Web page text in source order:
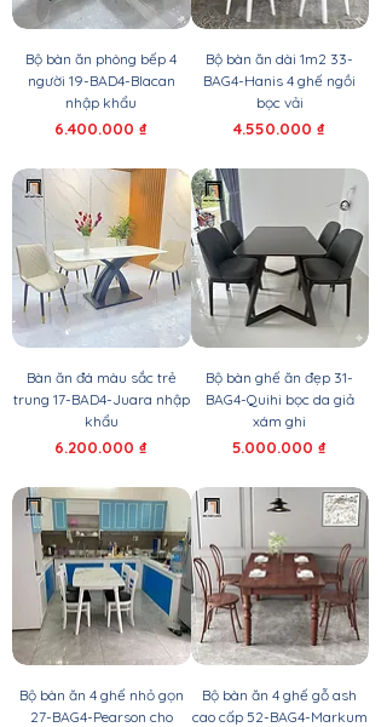
Bộ bàn ăn phòng bếp 4
người 19-BAD4-Blacan
nhập khẩu
Giá
6.400.000 ₫
Bộ bàn ăn dài 1m2 33-
BAG4-Hanis 4 ghế ngồi
bọc vải
Giá
4.550.000 ₫
Bàn ăn đá màu sắc trẻ
trung 17-BAD4-Juara nhập
khẩu
Giá
6.200.000 ₫
Bộ bàn ghế ăn đẹp 31-
BAG4-Quihi bọc da giả
xám ghi
Giá
5.000.000 ₫
Bộ bàn ăn 4 ghế nhỏ gọn
27-BAG4-Pearson cho
Bộ bàn ăn 4 ghế gỗ ash
cao cấp 52-BAG4-Markum